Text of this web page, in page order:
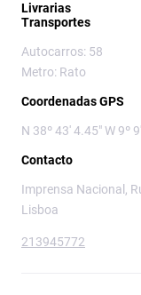
Livrarias
Transportes
Autocarros: 58
Metro: Rato
Coordenadas GPS
N 38º 43' 4.45" W 9º
Contacto
Imprensa Nacional,
Lisboa
213945772